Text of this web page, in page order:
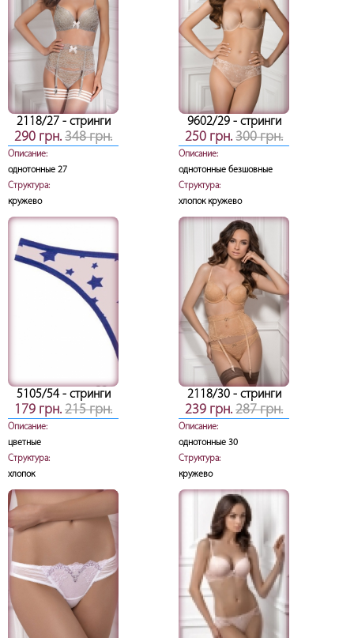
2118/27- стринги
290 грн. 348 грн.
Описание:
однотонные 27
Структура:
кружево
9602/29- стринги
250 грн.300 грн.
Описание:
однотонные безшовные
Структура:
хлопок кружево
5105/54- стринги
179 грн. 215 грн.
Описание:
цветные
Структура:
хлопок
2118/30- стринги
239 грн.287 грн.
Описание:
однотонные 30
Структура:
кружево